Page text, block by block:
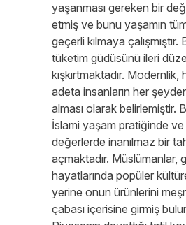
yaşanması gereken bir
etmiş ve bunu yaşamın
geçerli kılmaya
tüketim güdüsünü ileri
kışkırtmaktadır. Modernlik,
adeta insanların her şeyden
alması olarak belirlemiştir.
İslami yaşam pratiğinde
değerlerde inanılmaz bir
açmaktadır. Müslümanlar,
hayatlarında popüler
yerine onun ürünlerini
çabası içerisine girmiş